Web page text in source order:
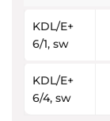
KDL/E+
6/1, sw
KDL/E+
6/4, sw